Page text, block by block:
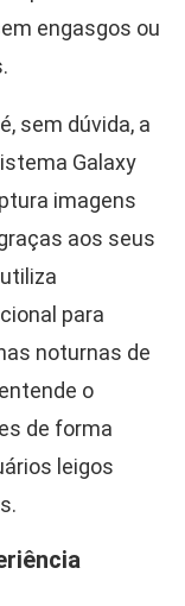
engasgos ou
sem dúvida, a
Galaxy
imagens
aos seus
para
noturnas de
o
de forma
leigos